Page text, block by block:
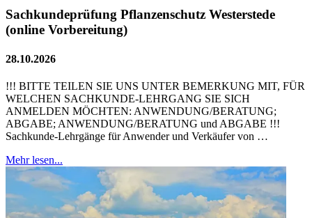
Sachkundeprüfung Pflanzenschutz Westerstede
(online Vorbereitung)
28.10.2026
!!! BITTE TEILEN SIE UNS UNTER BEMERKUNG MIT, FÜR
WELCHEN SACHKUNDE-LEHRGANG SIE SICH
ANMELDEN MÖCHTEN: ANWENDUNG/BERATUNG;
ABGABE; ANWENDUNG/BERATUNG und ABGABE !!!
Sachkunde-Lehrgänge für Anwender und Verkäufer von …
Mehr lesen...